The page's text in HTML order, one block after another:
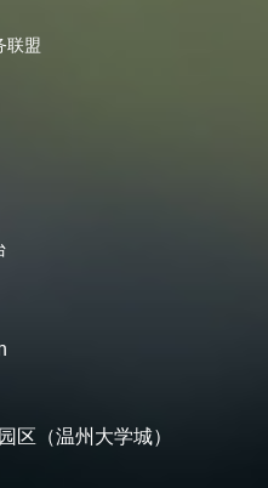
联盟
区（温州大学城）